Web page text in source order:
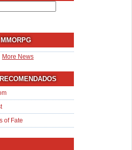
More News
of Fate